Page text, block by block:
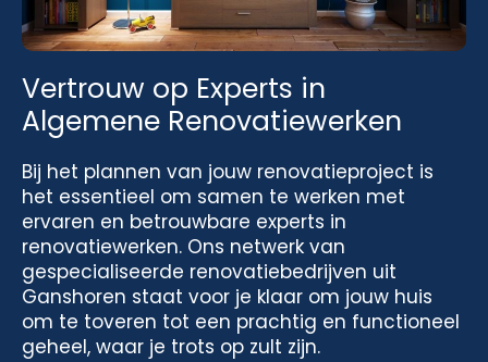
Vertrouw op Experts in
Algemene Renovatiewerken
Bij het plannen van jouw renovatieproject is
het essentieel om samen te werken met
ervaren en betrouwbare experts in
renovatiewerken. Ons netwerk van
gespecialiseerde renovatiebedrijven uit
Ganshoren staat voor je klaar om jouw huis
om te toveren tot een prachtig en functioneel
geheel, waar je trots op zult zijn.